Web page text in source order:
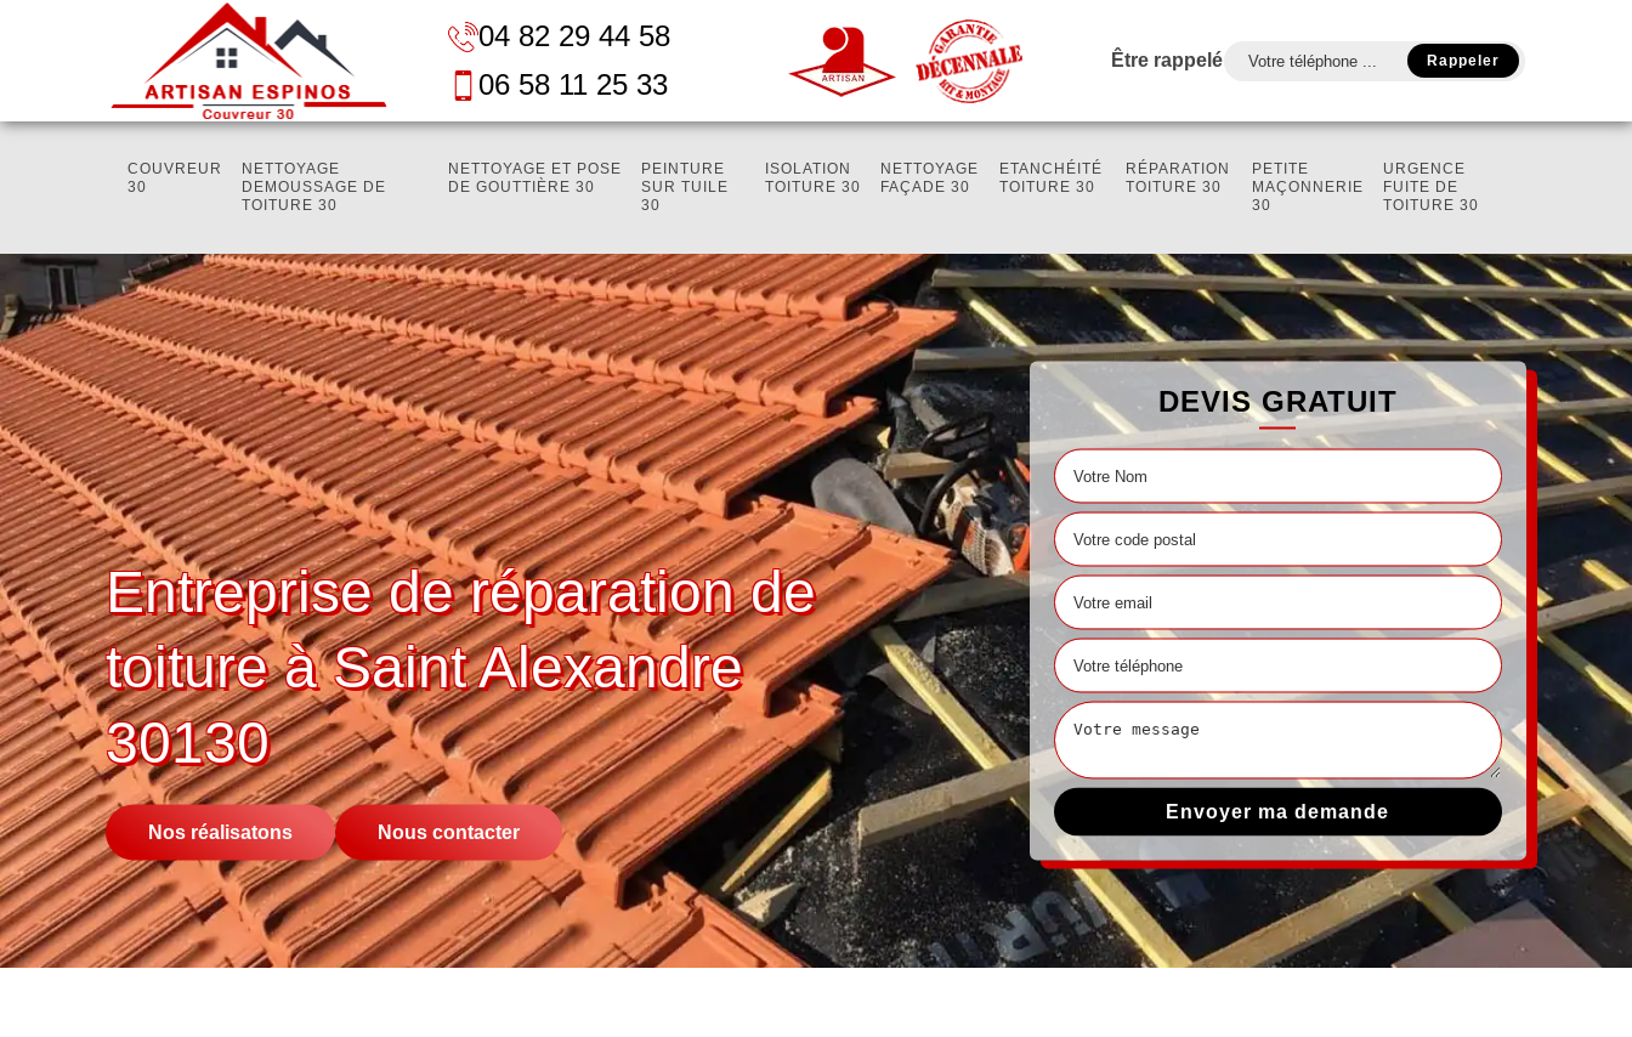
04 82 29 44 58
06 58 11 25 33
Être rappelé
COUVREUR
30
NETTOYAGE
DEMOUSSAGE DE
TOITURE 30
NETTOYAGE ET POSE
DE GOUTTIÈRE 30
PEINTURE
SUR TUILE
30
ISOLATION
TOITURE 30
NETTOYAGE
FAÇADE 30
ETANCHÉITÉ
TOITURE 30
RÉPARATION
TOITURE 30
PETITE
MAÇONNERIE
30
URGENCE
FUITE DE
TOITURE 30
Entreprise de réparation de
toiture à Saint Alexandre
30130
Nos réalisatons Nous contacter
DEVIS GRATUIT